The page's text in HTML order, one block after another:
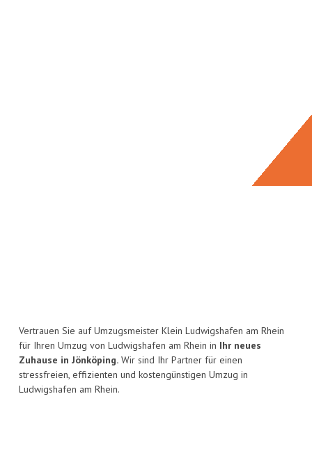
Vertrauen Sie auf Umzugsmeister Klein Ludwigshafen am Rhein
für Ihren Umzug von Ludwigshafen am Rhein in Ihr neues
Zuhause in Jönköping. Wir sind Ihr Partner für einen
stressfreien, effizienten und kostengünstigen Umzug in
Ludwigshafen am Rhein.